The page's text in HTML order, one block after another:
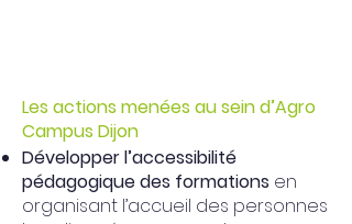
Les actions menées au sein d’Agro
Campus Dijon
Développer l’accessibilité
pédagogique des formations en
organisant l’accueil des personnes